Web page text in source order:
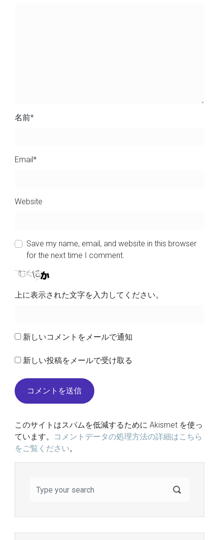
名前*
Email*
Website
Save my name, email, and website in this browser
for the next time I comment.
上に表示された文字を入力してください。
新しいコメントをメールで通知
新しい投稿をメールで受け取る
このサイトはスパムを低減するために Akismet を使っ
ています。
コメントデータの処理方法の詳細はこちら
をご覧ください。